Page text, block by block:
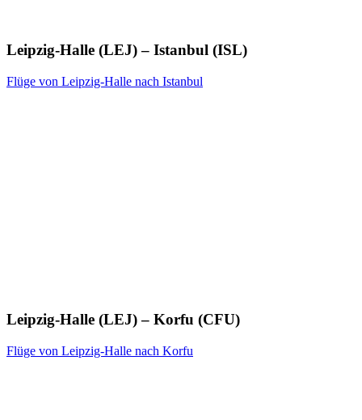
Leipzig-Halle (LEJ) – Istanbul (ISL)
Flüge von Leipzig-Halle nach Istanbul
Leipzig-Halle (LEJ) – Korfu (CFU)
Flüge von Leipzig-Halle nach Korfu